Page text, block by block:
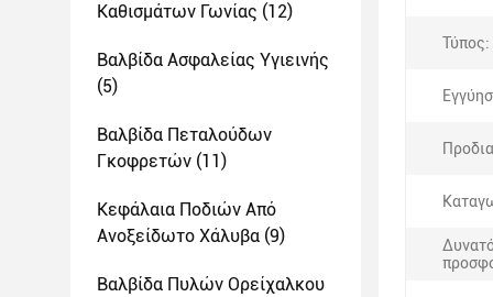
Καθισμάτων Γωνίας (12)
Βαλβίδα Ασφαλείας Υγιεινής
(5)
Βαλβίδα Πεταλούδων
Γκοφρετών (11)
Κεφάλαια Ποδιών Από
Ανοξείδωτο Χάλυβα (9)
Βαλβίδα Πυλών Ορείχαλκου
Τύπος: